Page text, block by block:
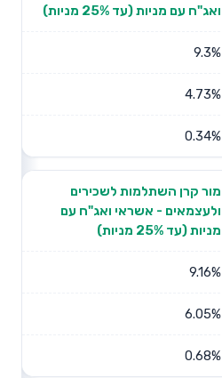
ואג"ח עם מניות (עד 25% מניות)
9.3%
4.73%
0.34%
מור קרן השתלמות לשכירים
ולעצמאים - אשראי ואג"ח עם
מניות (עד 25% מניות)
9.16%
6.05%
0.68%